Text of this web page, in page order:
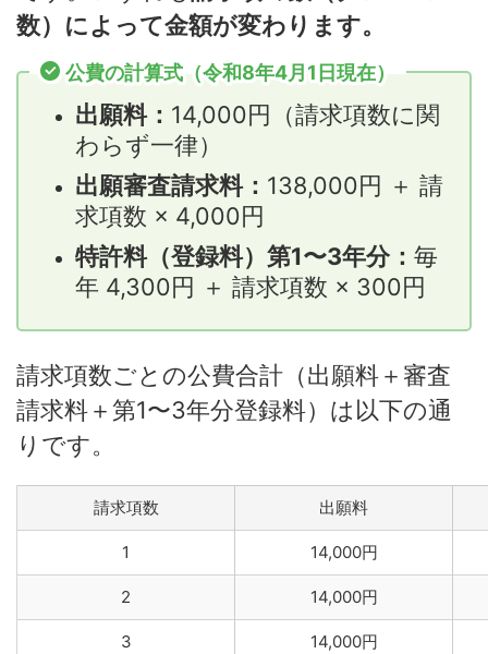
数）によって金額が変わります。
公費の計算式（令和8年4月1日現在）
出願料： 14,000円（請求項数に関
わらず一律）
出願審査請求料： 138,000円 ＋ 請
求項数 × 4,000円
特許料（登録料）第1〜3年分： 毎
年 4,300円 ＋ 請求項数 × 300円
請求項数ごとの公費合計（出願料＋審査
請求料＋第1〜3年分登録料）は以下の通
りです。
請求項数 出願料
1 14,000円
2 14,000円
3 14,000円